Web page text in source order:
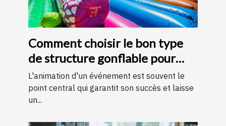
Comment choisir le bon type
de structure gonflable pour
votre événement
L'animation d'un événement est souvent le
point central qui garantit son succès et laisse
un...